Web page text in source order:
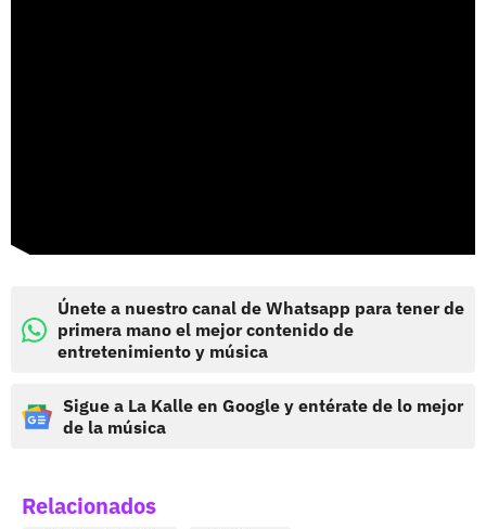
Únete a nuestro canal de Whatsapp para tener de
primera mano el mejor contenido de
entretenimiento y música
Sigue a La Kalle en Google y entérate de lo mejor
de la música
Relacionados